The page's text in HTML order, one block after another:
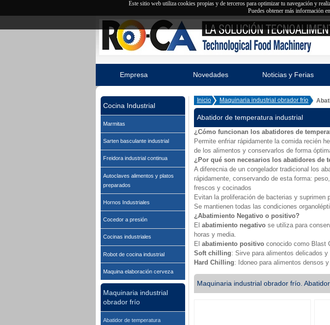
Este sitio web utiliza cookies propias y de terceros para optimizar tu navegación y
Puedes obtener más información
Empresa Novedades Noticias y Ferias
Cocina Industrial
Marmitas
Sarten basculante industrial
Freidora industrial continua
Autoclaves alimentos y platos
preparados
Hornos Industriales
Cocedor a presión
Cocinas industriales
Robot de cocina industrial
Maquina elaboración cerveza
Maquinaria industrial
obrador frío
Abatidor de temperatura
Inicio Maquinaria industrial obrador frío
Abatidor de temperatura industrial
¿Cómo funcionan los abatidores de
Permite enfriar rápidamente la comida recién
de los alimentos y conservarlos de forma
¿Por qué son necesarios los abatidores de
A diferecnia de un congelador tradicional los
rápidamente, conservando de esta forma:
frescos y cocinados
Evitan la proliferación de bacterias y suprimen
Se mantienen todas las condiciones
¿Abatimiento Negativo o positivo?
Elabatimiento negativo se utiliza para
horas y media.
Elabatimiento positivo conocido como Blast
Soft chilling: Sirve para alimentos delicados y
Hard Chilling: Idoneo para alimentos densos
Maquinaria industrial obrador frío.